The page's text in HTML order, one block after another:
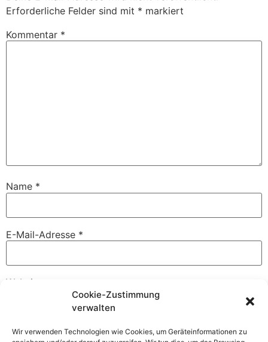
Cookie-Zustimmung
verwalten
Wir verwenden Technologien wie Cookies, um Geräteinformationen zu
Erforderliche Felder sind mit * markiert
Kommentar *
Name *
E-Mail-Adresse *
Website